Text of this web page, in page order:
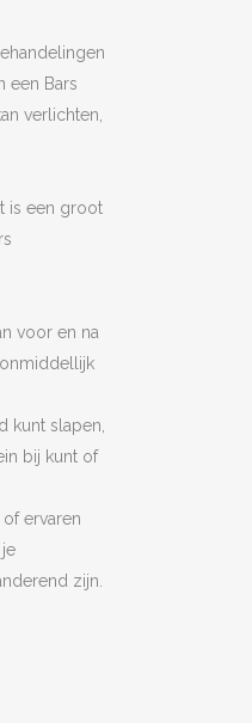
een Bars
verlichten,
is een groot
voor en na
kunt slapen,
bij kunt of
ervaren
zijn.